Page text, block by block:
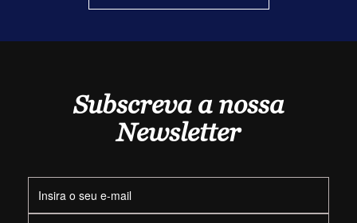
Subscreva a nossa
Newsletter